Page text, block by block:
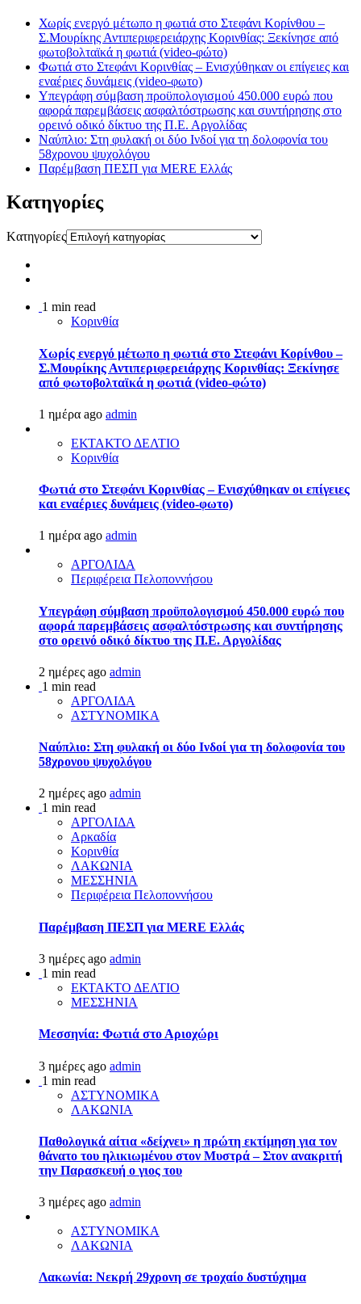
Χωρίς ενεργό μέτωπο η φωτιά στο Στεφάνι Κορίνθου –
Σ.Μουρίκης Αντιπεριφερειάρχης Κορινθίας: Ξεκίνησε από
φωτοβολταϊκά η φωτιά (video-φώτο)
Φωτιά στο Στεφάνι Κορινθίας – Ενισχύθηκαν οι επίγειες και
εναέριες δυνάμεις (video-φωτο)
Υπεγράφη σύμβαση προϋπολογισμού 450.000 ευρώ που
αφορά παρεμβάσεις ασφαλτόστρωσης και συντήρησης στο
ορεινό οδικό δίκτυο της Π.Ε. Αργολίδας
Ναύπλιο: Στη φυλακή οι δύο Ινδοί για τη δολοφονία του
58χρονου ψυχολόγου
Παρέμβαση ΠΕΣΠ για MERE Ελλάς
Kατηγορίες
Kατηγορίες
1 min read
Κορινθία
Χωρίς ενεργό μέτωπο η φωτιά στο Στεφάνι Κορίνθου –
Σ.Μουρίκης Αντιπεριφερειάρχης Κορινθίας: Ξεκίνησε
από φωτοβολταϊκά η φωτιά (video-φώτο)
1 ημέρα ago admin
ΕΚΤΑΚΤΟ ΔΕΛΤΙΟ
Κορινθία
Φωτιά στο Στεφάνι Κορινθίας – Ενισχύθηκαν οι επίγειες
και εναέριες δυνάμεις (video-φωτο)
1 ημέρα ago admin
ΑΡΓΟΛΙΔΑ
Περιφέρεια Πελοποννήσου
Υπεγράφη σύμβαση προϋπολογισμού 450.000 ευρώ που
αφορά παρεμβάσεις ασφαλτόστρωσης και συντήρησης
στο ορεινό οδικό δίκτυο της Π.Ε. Αργολίδας
2 ημέρες ago admin
1 min read
ΑΡΓΟΛΙΔΑ
ΑΣΤΥΝΟΜΙΚΑ
Ναύπλιο: Στη φυλακή οι δύο Ινδοί για τη δολοφονία του
58χρονου ψυχολόγου
2 ημέρες ago admin
1 min read
ΑΡΓΟΛΙΔΑ
Αρκαδία
Κορινθία
ΛΑΚΩΝΙΑ
ΜΕΣΣΗΝΙΑ
Περιφέρεια Πελοποννήσου
Παρέμβαση ΠΕΣΠ για MERE Ελλάς
3 ημέρες ago admin
1 min read
ΕΚΤΑΚΤΟ ΔΕΛΤΙΟ
ΜΕΣΣΗΝΙΑ
Μεσσηνία: Φωτιά στο Αριοχώρι
3 ημέρες ago admin
1 min read
ΑΣΤΥΝΟΜΙΚΑ
ΛΑΚΩΝΙΑ
Παθολογικά αίτια «δείχνει» η πρώτη εκτίμηση για τον
θάνατο του ηλικιωμένου στον Μυστρά – Στον ανακριτή
την Παρασκευή ο γιος του
3 ημέρες ago admin
ΑΣΤΥΝΟΜΙΚΑ
ΛΑΚΩΝΙΑ
Λακωνία: Νεκρή 29χρονη σε τροχαίο δυστύχημα